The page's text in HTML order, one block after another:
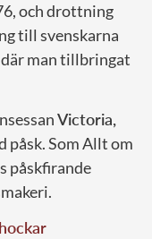
och drottning
till svenskarna
man tillbringat
Victoria,
påsk. Som Allt om
påskfirande